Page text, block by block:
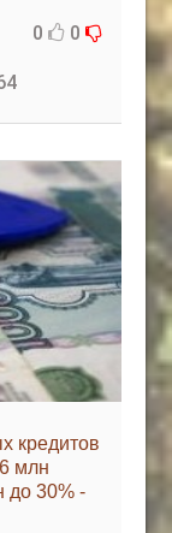
0 0
кредитов
млн
до 30% -